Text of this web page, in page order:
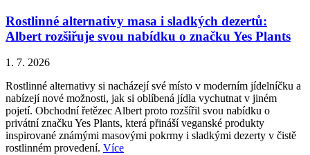
Rostlinné alternativy masa i sladkých dezertů:
Albert rozšiřuje svou nabídku o značku Yes Plants
1. 7. 2026
Rostlinné alternativy si nacházejí své místo v moderním jídelníčku a
nabízejí nové možnosti, jak si oblíbená jídla vychutnat v jiném
pojetí. Obchodní řetězec Albert proto rozšířil svou nabídku o
privátní značku Yes Plants, která přináší veganské produkty
inspirované známými masovými pokrmy i sladkými dezerty v čistě
rostlinném provedení. Více